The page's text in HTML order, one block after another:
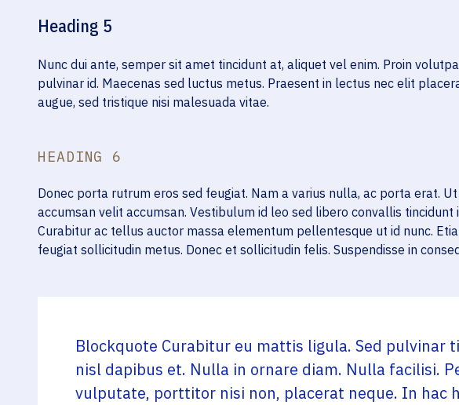
Heading 5
Nunc dui ante, semper sit amet tincidunt at, aliquet vel enim. Proin
pulvinar id. Maecenas sed luctus metus. Praesent in lectus nec elit
augue, sed tristique nisi malesuada vitae.
HEADING 6
Donec porta rutrum eros sed feugiat. Nam a varius nulla, ac porta erat.
accumsan velit accumsan. Vestibulum id leo sed libero convallis tincidunt
Curabitur ac tellus auctor massa elementum pellentesque ut id nunc.
feugiat sollicitudin metus. Donec et sollicitudin felis. Suspendisse in
Blockquote Curabitur eu mattis ligula. Sed pulvinar
nisl dapibus et. Nulla in ornare diam. Nulla facilisi.
vulputate, porttitor nisi non, placerat neque. In hac